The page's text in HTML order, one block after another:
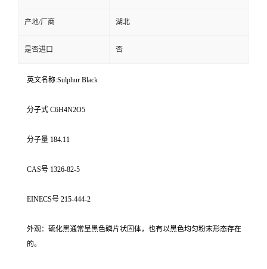
产地/厂商 湖北
是否进口 否
英文名称:Sulphur Black
分子式 C6H4N2O5
分子量 184.11
CAS号 1326-82-5
EINECS号 215-444-2
外观：硫化黑通常呈黑色磷片状固体，也有以黑色均匀粉末形态存在
的。